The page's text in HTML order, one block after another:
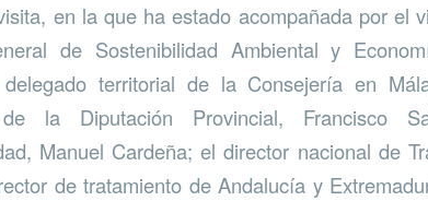
en la que ha estado acompañada por el
de Sostenibilidad Ambiental y
territorial de la Consejería en
de la Diputación Provincial, Francisco
Manuel Cardeña; el director nacional de
de tratamiento de Andalucía y